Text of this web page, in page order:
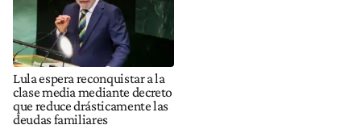
Lula espera reconquistar a la
clase media mediante decreto
que reduce drásticamente las
deudas familiares